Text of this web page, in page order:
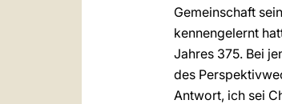
Gemeinschaft
kennengelernt
Jahres 375. Bei
des
Antwort, ich sei